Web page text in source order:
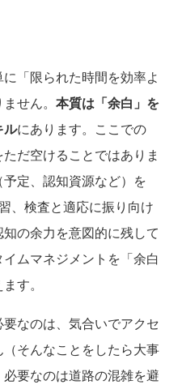
「限られた時間を効率よ
せん。 本質は「余白」を
ルにあります。ここでの
だ空けることではありま
定、認知資源など）を
、検査と適応に振り向け
の余力を意図的に残して
ムマネジメントを「余白
す。
なのは、気合いでアクセ
そんなことをしたら大事
要なのは道路の混雑を避